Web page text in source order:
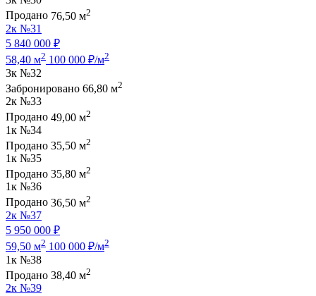
Продано 76,50 м2
2к №31
5 840 000 ₽
58,40 м2 100 000 ₽/м2
3к №32
Забронировано 66,80 м2
2к №33
Продано 49,00 м2
1к №34
Продано 35,50 м2
1к №35
Продано 35,80 м2
1к №36
Продано 36,50 м2
2к №37
5 950 000 ₽
59,50 м2 100 000 ₽/м2
1к №38
Продано 38,40 м2
2к №39